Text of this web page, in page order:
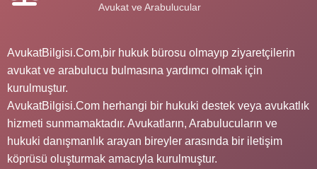
Avukat ve Arabulucular
AvukatBilgisi.Com,bir hukuk bürosu olmayıp ziyaretçilerin
avukat ve arabulucu bulmasına yardımcı olmak için
kurulmuştur.
AvukatBilgisi.Com herhangi bir hukuki destek veya avukatlık
hizmeti sunmamaktadır. Avukatların, Arabulucuların ve
hukuki danışmanlık arayan bireyler arasında bir iletişim
köprüsü oluşturmak amacıyla kurulmuştur.